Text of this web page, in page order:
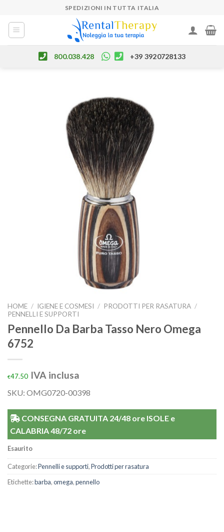
content
SPEDIZIONI IN TUTTA ITALIA
800.038.428 +39 3920728133
HOME / IGIENE E COSMESI / PRODOTTI PER RASATURA /
PENNELLI E SUPPORTI
Pennello Da Barba Tasso Nero Omega
6752
€47.50 IVA inclusa
SKU: OMG0720-00398
CONSEGNA GRATUITA 24/48 ore ISOLE e
CALABRIA 48/72 ore
Esaurito
Categorie:Pennelli e supporti,Prodotti per rasatura
Etichette:barba,omega,pennello